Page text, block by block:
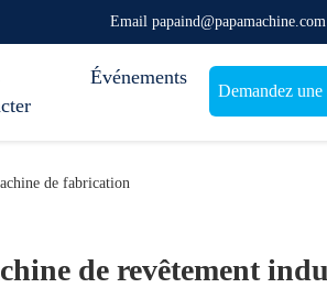
Email papaind@papamachine.com
Événements
Demandez
de fabrication
de revêtement